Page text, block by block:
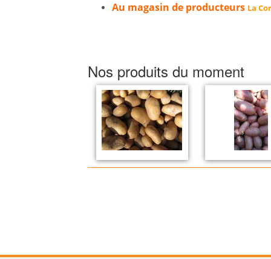
Au magasin de producteurs La
Nos produits du moment